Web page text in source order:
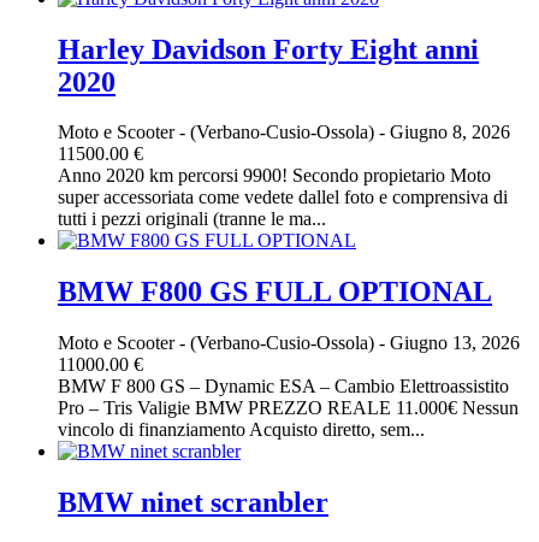
Harley Davidson Forty Eight anni
2020
Moto e Scooter- (Verbano-Cusio-Ossola) - Giugno 8, 2026
11500.00 €
Anno 2020 km percorsi 9900! Secondo propietario Moto
super accessoriata come vedete dallel foto e comprensiva di
tutti i pezzi originali (tranne le ma...
BMW F800 GS FULL OPTIONAL
Moto e Scooter- (Verbano-Cusio-Ossola) - Giugno 13, 2026
11000.00 €
BMW F 800 GS – Dynamic ESA – Cambio Elettroassistito
Pro – Tris Valigie BMW PREZZO REALE 11.000€ Nessun
vincolo di finanziamento Acquisto diretto, sem...
BMW ninet scranbler